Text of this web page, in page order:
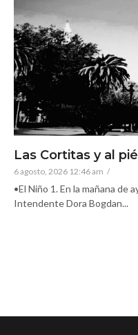
Las Cortitas y al
6 agosto, 2026 12:46 am /
•El Niño 1. En la mañana de
Intendente Dora Bogdan...